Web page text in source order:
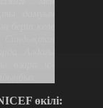
өкілі: